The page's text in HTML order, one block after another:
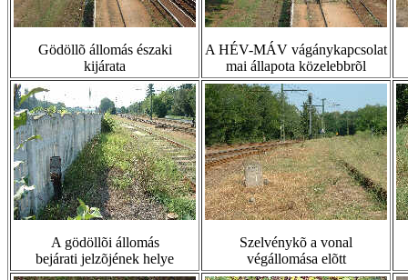
Gödöllõ állomás északi
kijárata
A HÉV-MÁV vágánykapcsolat
mai állapota közelebbrõl
A gödöllõi állomás
bejárati jelzõjének helye
Szelvénykõ a vonal
végállomása elõtt